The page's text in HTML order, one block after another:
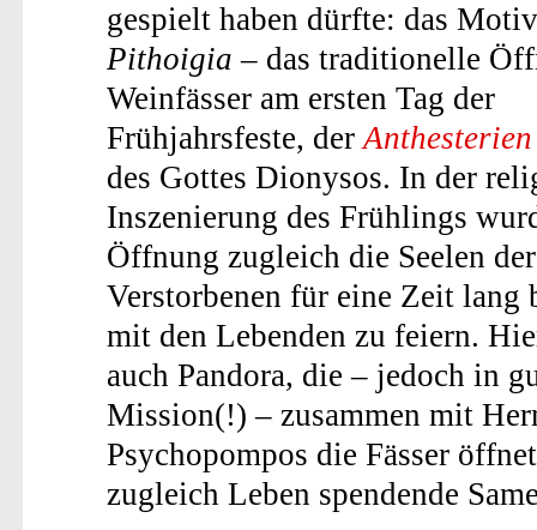
gespielt haben dürfte: das
Pithoigia – das traditionelle
Weinfässer am ersten Tag der
Frühjahrsfeste, der Anthesterien
des Gottes Dionysos. In der
Inszenierung des Frühlings
Öffnung zugleich die Seelen der
Verstorbenen für eine Zeit lang
mit den Lebenden zu feiern.
auch Pandora, die – jedoch in
Mission(!) – zusammen mit
Psychopompos die Fässer
zugleich Leben spendende